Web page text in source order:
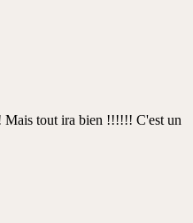
Mais tout ira bien !!!!!! C'est un